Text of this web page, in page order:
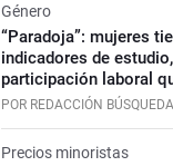
Género
“Paradoja”: mujeres
indicadores de
participación laboral
POR REDACCIÓN BÚSQUEDA
Precios minoristas